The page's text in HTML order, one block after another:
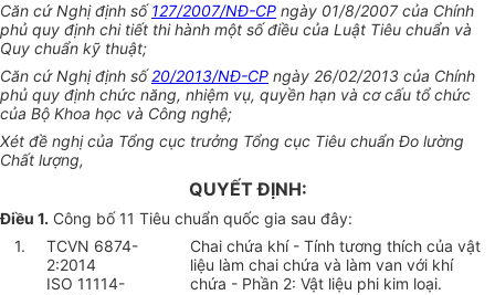
Căn cứ Nghị định số127/2007/NĐ-CP ngày 01/8/2007 của Chính
phủ quy định chi tiết thi hành một số điều của Luật Tiêu chuẩn và
Quy chuẩn kỹ thuật;
Căn cứ Nghị định số20/2013/NĐ-CP ngày 26/02/2013 của Chính
phủ quy định chức năng, nhiệm vụ, quyền hạn và cơ cấu tổ chức
của Bộ Khoa học và Công nghệ;
Xét đề nghị của Tổng cục trưởng Tổng cục Tiêu chuẩn Đo lường
Chất lượng,
QUYẾT ĐỊNH:
Điều 1. Công bố 11 Tiêu chuẩn quốc gia sau đây:
1.
TCVN 6874-
2:2014
ISO 11114-
Chai chứa khí - Tính tương thích của vật
liệu làm chai chứa và làm van với khí
chứa - Phần 2: Vật liệu phi kim loại.